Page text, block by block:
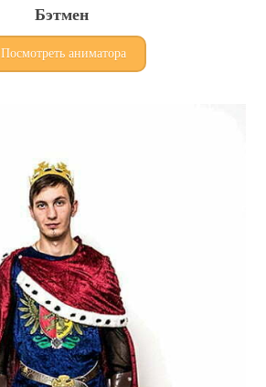
Бэтмен
Посмотреть аниматора